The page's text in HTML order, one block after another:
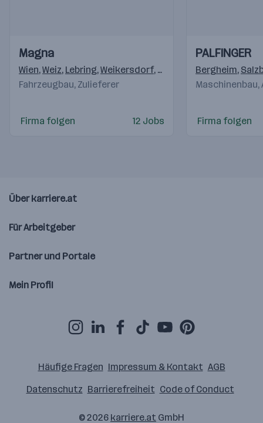
Videos
Einblicke
Einblicke
Magna
Wien,Weiz, Lebring,Weikersdorf, Krottendorf (Weiz),
Fahrzeugbau, Zulieferer
Firma folgen 12 Jobs
Videos
Einblicke
Einblicke
PALFINGER
Bergheim,
Maschinenbau,
Firma folgen
Über karriere.at
Für Arbeitgeber
Partner und Portale
Mein Profil
Häufige Fragen Impressum & Kontakt AGB
Datenschutz Barrierefreiheit Code of Conduct
© 2026 karriere.at GmbH